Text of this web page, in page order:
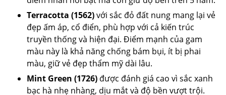
Terracotta (1562)với sắc đỏ đất nung mang lại vẻ
đẹp ấm áp, cổ điển, phù hợp với cả kiến trúc
truyền thống và hiện đại. Điểm mạnh của gam
màu này là khả năng chống bám bụi, ít bị phai
màu, giữ vẻ đẹp thẩm mỹ dài lâu.
Mint Green (1726) được đánh giá cao vì sắc xanh
bạc hà nhẹ nhàng, dịu mắt và độ bền vượt trội.